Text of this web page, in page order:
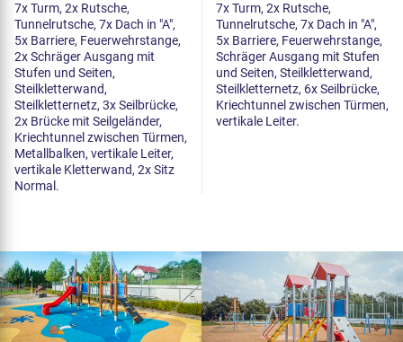
7x Turm, 2x Rutsche,
Tunnelrutsche, 7x Dach in "A",
5x Barriere, Feuerwehrstange,
2x Schräger Ausgang mit
Stufen und Seiten,
Steilkletterwand,
Steilkletternetz, 3x Seilbrücke,
2x Brücke mit Seilgeländer,
Kriechtunnel zwischen Türmen,
Metallbalken, vertikale Leiter,
vertikale Kletterwand, 2x Sitz
Normal.
7x Turm, 2x Rutsche,
Tunnelrutsche, 7x Dach in "A",
5x Barriere, Feuerwehrstange,
Schräger Ausgang mit Stufen
und Seiten, Steilkletterwand,
Steilkletternetz, 6x Seilbrücke,
Kriechtunnel zwischen Türmen,
vertikale Leiter.